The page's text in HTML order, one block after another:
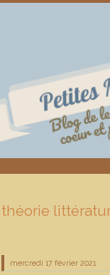
théorie
mercredi 17 février 2021